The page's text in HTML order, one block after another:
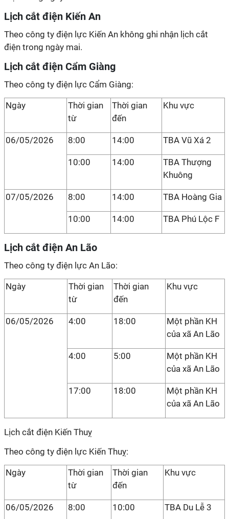
Lịch cắt điện Kiến An
Theo công ty điện lực Kiến An không ghi nhận lịch cắt
điện trong ngày mai.
Lịch cắt điện Cẩm Giàng
Theo công ty điện lực Cẩm Giàng:
Ngày
Thời gian
từ
Thời gian
đến
Khu vực
06/05/2026 8:00 14:00 TBA Vũ Xá 2
10:00 14:00
TBA Thượng
Khuông
07/05/2026 8:00 14:00 TBA Hoàng Gia
10:00 14:00 TBA Phú Lộc F
Lịch cắt điện An Lão
Theo công ty điện lực An Lão:
Ngày
Thời gian
từ
Thời gian
đến
Khu vực
06/05/2026 4:00 18:00
Một phần KH
của xã An Lão
4:00 5:00
Một phần KH
của xã An Lão
17:00 18:00
Một phần KH
của xã An Lão
Lịch cắt điện Kiến Thuỵ
Theo công ty điện lực Kiến Thuỵ:
Ngày
Thời gian
từ
Thời gian
đến
Khu vực
06/05/2026 8:00 10:00 TBA Du Lễ 3